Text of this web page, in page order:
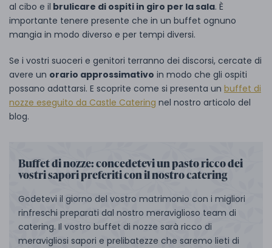
al cibo e il brulicare di ospiti in giro per la sala. È
importante tenere presente che in un buffet ognuno
mangia in modo diverso e per tempi diversi.
Se i vostri suoceri e genitori terranno dei discorsi, cercate di
avere un orario approssimativo in modo che gli ospiti
possano adattarsi. E scoprite come si presenta un buffet di
nozze eseguito da Castle Catering nel nostro articolo del
blog.
Buffet di nozze: concedetevi un pasto ricco dei
vostri sapori preferiti con il nostro catering
Godetevi il giorno del vostro matrimonio con i migliori
rinfreschi preparati dal nostro meraviglioso team di
catering. Il vostro buffet di nozze sarà ricco di
meravigliosi sapori e prelibatezze che saremo lieti di